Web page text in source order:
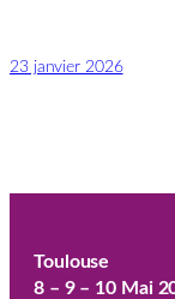
23 janvier 2026
Toulouse
8 – 9 – 10 Mai